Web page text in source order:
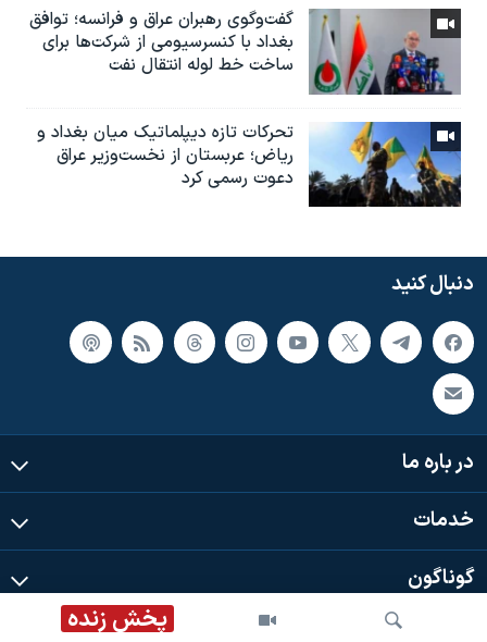
پخش زنده
گفت‌وگوی رهبران عراق و فرانسه؛ توافق
بغداد با کنسرسیومی از شرکت‌ها برای
ساخت خط لوله انتقال نفت
تحرکات تازه دیپلماتیک میان بغداد و
ریاض؛ عربستان از نخست‌وزیر عراق
دعوت رسمی کرد
دنبال کنید
در باره ما
خدمات
گوناگون